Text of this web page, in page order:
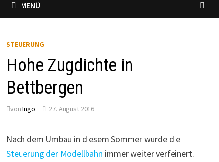
MENÜ
STEUERUNG
Hohe Zugdichte in
Bettbergen
von Ingo 27. August 2016
Nach dem Umbau in diesem Sommer wurde die
Steuerung der Modellbahn immer weiter verfeinert.